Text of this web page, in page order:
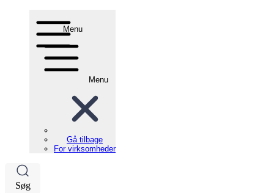
Menu
Menu
Gå tilbage
For virksomheder
Søg